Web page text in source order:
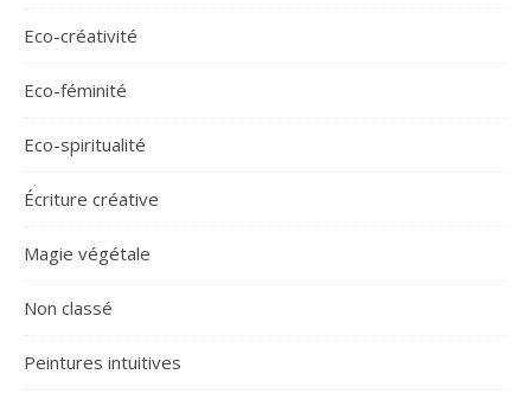
Eco-créativité
Eco-féminité
Eco-spiritualité
Écriture créative
Magie végétale
Non classé
Peintures intuitives